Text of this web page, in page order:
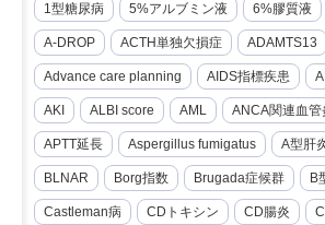
1型糖尿病 5%アルブミン液 6%膠質液
A-DROP ACTH単独欠損症 ADAMTS13
Advance care planning AIDS指標疾患
AKI ALBI score AML ANCA関連血管
APTT延長 Aspergillus fumigatus A型肝
BLNAR Borg指数 Brugada症候群 B
Castleman病 CDトキシン CD腸炎